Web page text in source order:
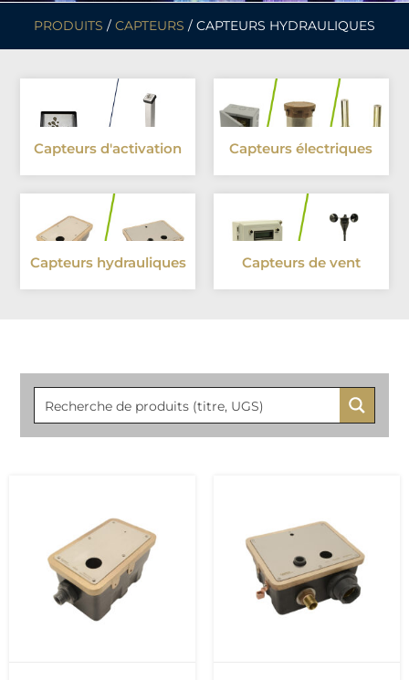
PRODUITS / CAPTEURS / CAPTEURS HYDRAULIQUES
Capteurs d'activation Capteurs électriques
Capteurs hydrauliques Capteurs de vent